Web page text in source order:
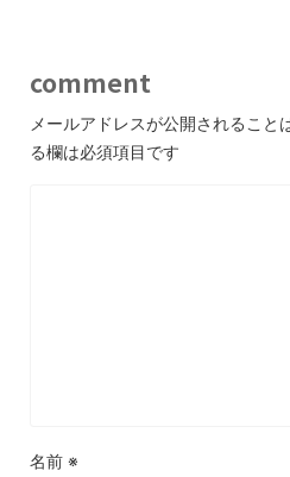
comment
メールアドレスが公開されること
る欄は必須項目です
名前 ※